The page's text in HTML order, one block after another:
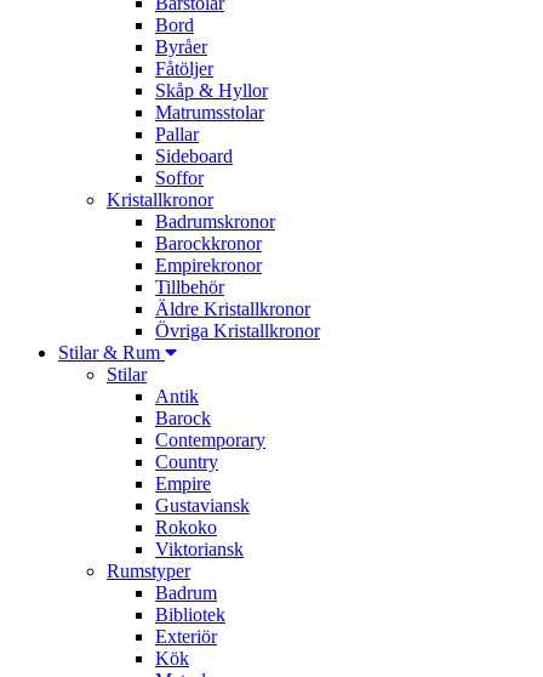
Bord
Byråer
Fåtöljer
Skåp & Hyllor
Matrumsstolar
Pallar
Sideboard
Soffor
Kristallkronor
Badrumskronor
Barockkronor
Empirekronor
Tillbehör
Äldre Kristallkronor
Övriga Kristallkronor
Stilar & Rum
Stilar
Antik
Barock
Contemporary
Country
Empire
Gustaviansk
Rokoko
Viktoriansk
Rumstyper
Badrum
Bibliotek
Exteriör
Kök